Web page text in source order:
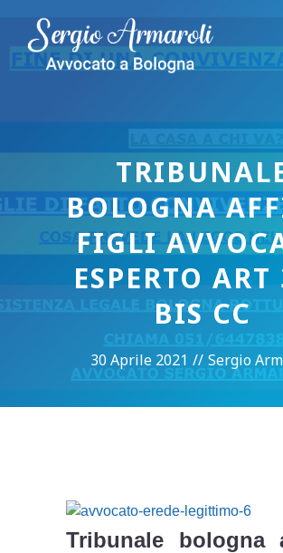
contenuto
BOLOGNA
FIGLI
ESPERTO ART
BIS CC
30 Aprile 2021 // Sergio
Tribunale bologna